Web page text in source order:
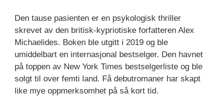
Den tause pasienten er en psykologisk thriller
skrevet av den britisk-kypriotiske forfatteren Alex
Michaelides. Boken ble utgitt i 2019 og ble
umiddelbart en internasjonal bestselger. Den havnet
på toppen av New York Times bestselgerliste og ble
solgt til over femti land. Få debutromaner har skapt
like mye oppmerksomhet på så kort tid.